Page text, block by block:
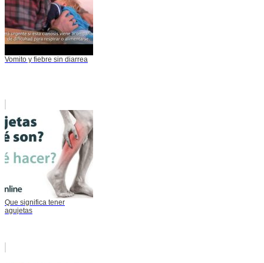
Vomito y fiebre sin diarrea
Que significa tener
agujetas